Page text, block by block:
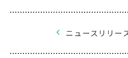
ニュースリリー